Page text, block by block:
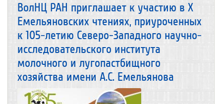
ВолНЦ РАН приглашает к участию в X
Емельяновских чтениях, приуроченных
к 105-летию Северо-Западного научно-
исследовательского института
молочного и лугопастбищного
хозяйства имени А.С. Емельянова